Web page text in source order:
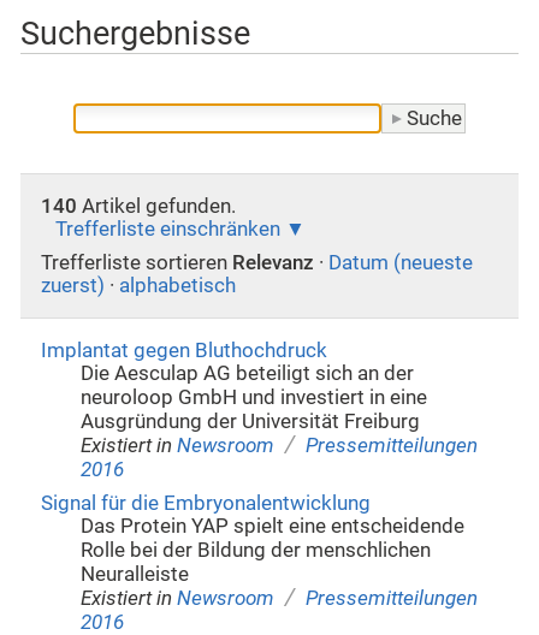
Suchergebnisse
140 Artikel gefunden.
Trefferliste einschränken
Trefferliste sortieren Relevanz · Datum (neueste
zuerst) · alphabetisch
Implantat gegen Bluthochdruck
Die Aesculap AG beteiligt sich an der
neuroloop GmbH und investiert in eine
Ausgründung der Universität Freiburg
Existiert in Newsroom / Pressemitteilungen
2016
Signal für die Embryonalentwicklung
Das Protein YAP spielt eine entscheidende
Rolle bei der Bildung der menschlichen
Neuralleiste
Existiert in Newsroom / Pressemitteilungen
2016